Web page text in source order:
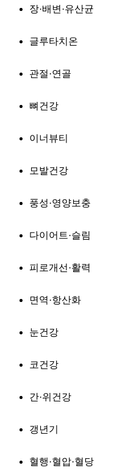
장·배변·유산균
글루타치온
관절·연골
뼈건강
이너뷰티
모발건강
풍성·영양보충
다이어트·슬림
피로개선·활력
면역·항산화
눈건강
코건강
간·위건강
갱년기
혈행·혈압·혈당